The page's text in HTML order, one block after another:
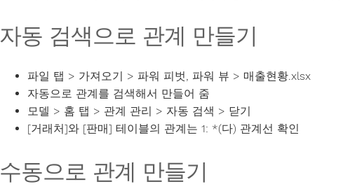
자동 검색으로 관계 만들기
파일 탭 > 가져오기 > 파워 피벗, 파워 뷰 > 매출현황.xlsx
자동으로 관계를 검색해서 만들어 줌
모델 > 홈 탭 > 관계 관리 > 자동 검색 > 닫기
[거래처]와 [판매] 테이블의 관계는 1: *(다) 관계선 확인
수동으로 관계 만들기